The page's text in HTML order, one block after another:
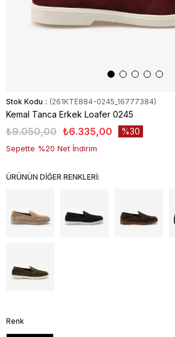
Stok Kodu (261KTE884-0245_16777384)
Kemal Tanca Erkek Loafer 0245
₺9.050,00 ₺6.335,00 30
Sepette %20 Net İndirim
ÜRÜNÜN DİĞER RENKLERİ:
Renk